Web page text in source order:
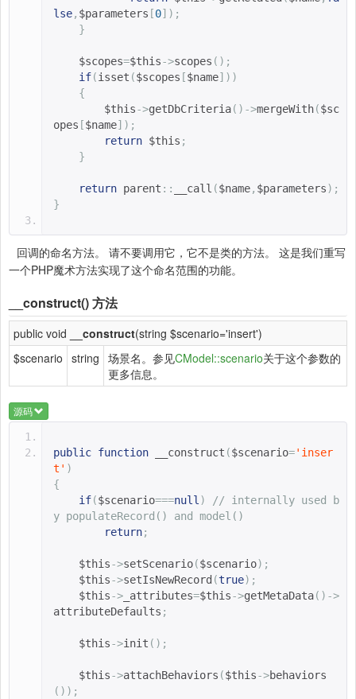
lse, $parameters [0]);
}
$scopes=$this->scopes ();
if(isset ($scopes [$name]))
{
$this->getDbCriteria()->mergeWith($sc
opes [$name]);
return $this ;
}
return parent :: __call ($name, $parameters);
}
回调的命名方法。 请不要调用它，它不是类的方法。 这是我们重写
一个PHP魔术方法实现了这个命名范围的功能。
__construct()方法
public void __construct(string $scenario='insert')
$scenario string 场景名。参见CModel::scenario关于这个参数的
更多信息。
源码
public function __construct ($scenario='inser
t' )
{
if($scenario===null)
// internally used b
y populateRecord() and model()
return;
$this->setScenario($scenario);
$this->setIsNewRecord (true);
$this-> _attributes=$this->getMetaData()->
attributeDefaults ;
$this->init ();
$this->attachBehaviors ($this->behaviors
());